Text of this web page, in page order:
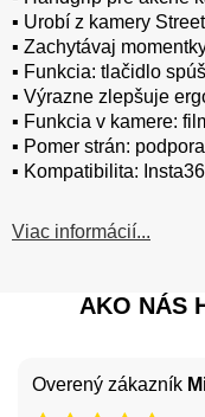
▪️ Urobí z kamery
▪️ Zachytávaj
▪️ Funkcia: tlačidlo
▪️ Výrazne zlepšuje
▪️ Funkcia v kamere:
▪️ Pomer strán:
▪️ Kompatibilita:
Viac informácií...
AKO NÁS
Overený zákazník